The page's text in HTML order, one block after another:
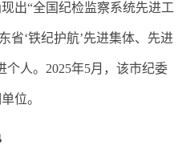
出“全国纪检监察系统先进工
省‘铁纪护航’先进集体、先进
个人。2025年5月，该市纪委
位。